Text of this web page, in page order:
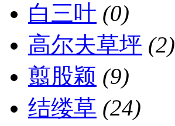
白三叶 (0)
高尔夫草坪 (2)
翦股颖 (9)
结缕草 (24)